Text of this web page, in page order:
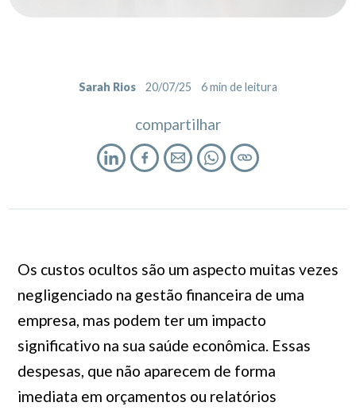
Sarah Rios 20/07/25 6min de leitura
compartilhar
Os custos ocultos são um aspecto muitas vezes
negligenciado na gestão financeira de uma
empresa, mas podem ter um impacto
significativo na sua saúde econômica. Essas
despesas, que não aparecem de forma
imediata em orçamentos ou relatórios